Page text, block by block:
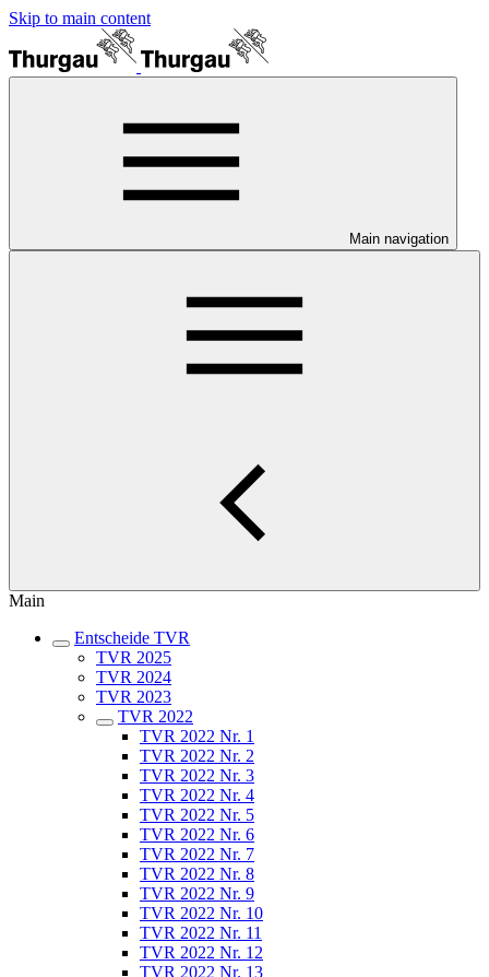
Skip to main content
Main navigation
Main
Entscheide TVR
TVR 2025
TVR 2024
TVR 2023
TVR 2022
TVR 2022 Nr. 1
TVR 2022 Nr. 2
TVR 2022 Nr. 3
TVR 2022 Nr. 4
TVR 2022 Nr. 5
TVR 2022 Nr. 6
TVR 2022 Nr. 7
TVR 2022 Nr. 8
TVR 2022 Nr. 9
TVR 2022 Nr. 10
TVR 2022 Nr. 11
TVR 2022 Nr. 12
TVR 2022 Nr. 13